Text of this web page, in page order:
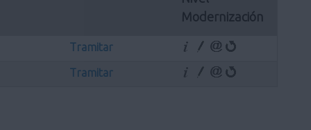
Modernización
Tramitar
Tramitar